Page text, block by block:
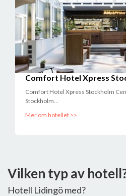
Comfort Hotel Xpress
Comfort Hotel Xpress Stockholm
Stockholm...
Mer om hotellet >>
Vilken typ av
Hotell Lidingö med?